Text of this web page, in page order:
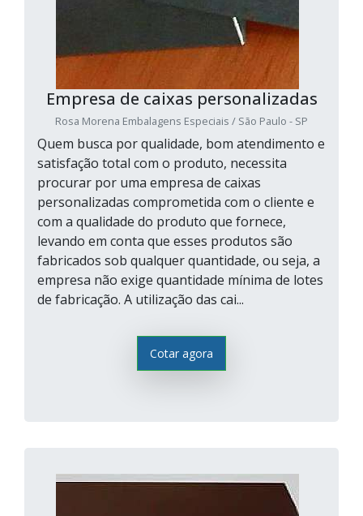
Empresa de caixas personalizadas
Rosa Morena Embalagens Especiais / São Paulo - SP
Quem busca por qualidade, bom atendimento e
satisfação total com o produto, necessita
procurar por uma empresa de caixas
personalizadas comprometida com o cliente e
com a qualidade do produto que fornece,
levando em conta que esses produtos são
fabricados sob qualquer quantidade, ou seja, a
empresa não exige quantidade mínima de lotes
de fabricação. A utilização das cai...
Cotar agora